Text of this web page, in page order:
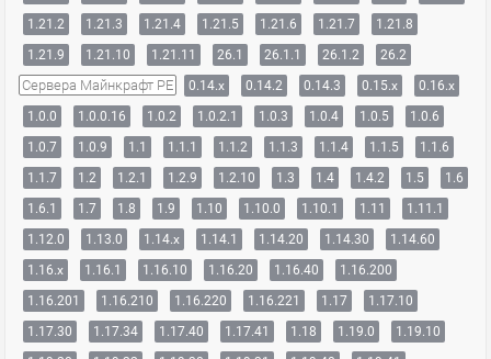
1.21.2
1.21.3 1.21.4 1.21.5 1.21.6 1.21.7
1.21.8
1.21.9
1.21.10 1.21.11 26.1 26.1.1 26.1.2 26.2
Сервера Майнкрафт PE 0.14.x 0.14.2 0.14.3 0.15.x
0.16.x
1.0.0
1.0.0.16 1.0.2 1.0.2.1 1.0.3 1.0.4 1.0.5
1.0.6
1.0.7
1.0.9 1.1 1.1.1 1.1.2 1.1.3 1.1.4 1.1.5
1.1.6
1.1.7
1.2 1.2.1 1.2.9 1.2.10 1.3 1.4 1.4.2 1.5
1.6
1.6.1
1.7 1.8 1.9 1.10 1.10.0 1.10.1 1.11
1.11.1
1.12.0
1.13.0 1.14.x 1.14.1 1.14.20 1.14.30
1.14.60
1.16.x
1.16.1 1.16.10 1.16.20 1.16.40
1.16.200
1.16.201
1.16.210 1.16.220 1.16.221 1.17
1.17.10
1.17.30
1.17.34 1.17.40 1.17.41 1.18 1.19.0
1.19.10